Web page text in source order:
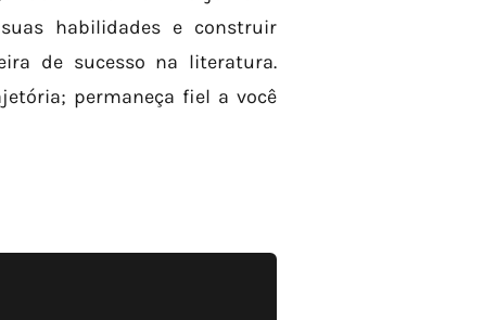
habilidades e construir
de sucesso na literatura.
permaneça fiel a você